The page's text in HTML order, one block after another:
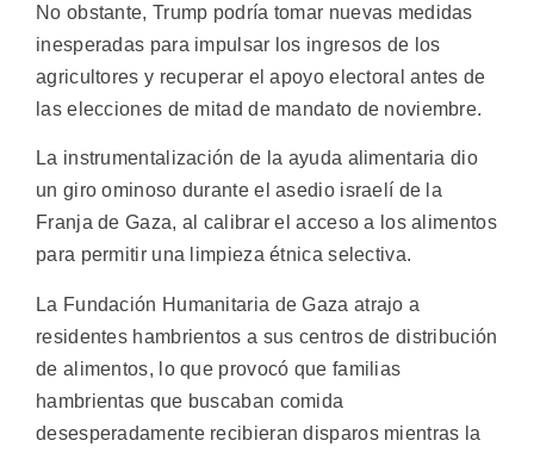
No obstante, Trump podría tomar nuevas medidas
inesperadas para impulsar los ingresos de los
agricultores y recuperar el apoyo electoral antes de
las elecciones de mitad de mandato de noviembre.
La instrumentalización de la ayuda alimentaria dio
un giro ominoso durante el asedio israelí de la
Franja de Gaza, al calibrar el acceso a los alimentos
para permitir una limpieza étnica selectiva.
La Fundación Humanitaria de Gaza atrajo a
residentes hambrientos a sus centros de distribución
de alimentos, lo que provocó que familias
hambrientas que buscaban comida
desesperadamente recibieran disparos mientras la